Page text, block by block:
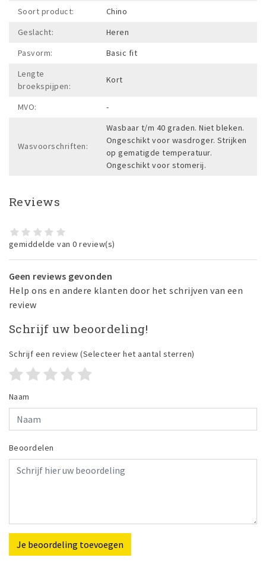
Soort product:
Chino
Geslacht:
Heren
Pasvorm:
Basic fit
Lengte
broekspijpen:
Kort
MVO: -
Wasvoorschriften:
Wasbaar t/m 40 graden. Niet bleken.
Ongeschikt voor wasdroger. Strijken
op gematigde temperatuur.
Ongeschikt voor stomerij.
Reviews
gemiddelde van 0 review(s)
Geen reviews gevonden
Help ons en andere klanten door het schrijven van een
review
Schrijf uw beoordeling!
Schrijf een review (Selecteer het aantal sterren)
Naam
Beoordelen
Je beoordeling toevoegen